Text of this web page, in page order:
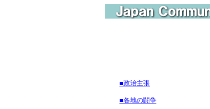
■政治主張
■各地の闘争